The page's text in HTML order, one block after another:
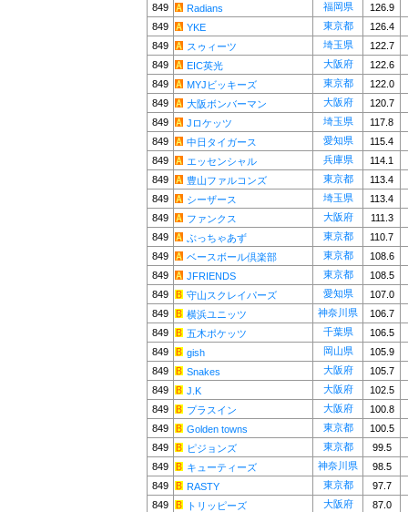
849
Radians 福岡県
126.9
849
YKE 東京都
126.4
849
スゥィーツ 埼玉県
122.7
849
EIC英光 大阪府
122.6
849
MYJビッキーズ 東京都
122.0
849
大阪ボンバーマン 大阪府
120.7
849
Jロケッツ 埼玉県
117.8
849
中日タイガース 愛知県
115.4
849
エッセンシャル 兵庫県
114.1
849
豊山ファルコンズ 東京都
113.4
849
シーザース 埼玉県
113.4
849
ファンクス 大阪府
111.3
849
ぶっちゃあず 東京都
110.7
849
ベースボール倶楽部 東京都
108.6
849
JFRIENDS 東京都
108.5
849
守山スクレイパーズ 愛知県
107.0
849
横浜ユニッツ 神奈川県
106.7
849
五木ポケッツ 千葉県
106.5
849
gish 岡山県
105.9
849
Snakes 大阪府
105.7
849
J.K 大阪府
102.5
849
プラスイン 大阪府
100.8
849
Golden towns 東京都
100.5
849
ピジョンズ 東京都
99.5
849
キューティーズ 神奈川県
98.5
849
RASTY 東京都
97.7
849
トリッピーズ 大阪府
87.0